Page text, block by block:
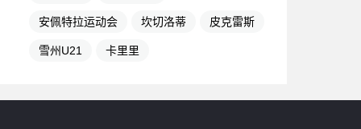
安佩特拉运动会 坎切洛蒂 皮克雷斯
雪州U21 卡里里